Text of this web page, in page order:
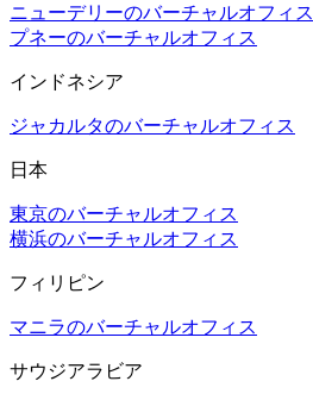
ニューデリーのバーチャルオフィス
プネーのバーチャルオフィス
インドネシア
ジャカルタのバーチャルオフィス
日本
東京のバーチャルオフィス
横浜のバーチャルオフィス
フィリピン
マニラのバーチャルオフィス
サウジアラビア